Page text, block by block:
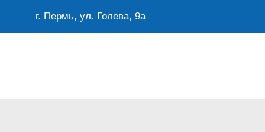
г. Пермь, ул. Голева, 9а